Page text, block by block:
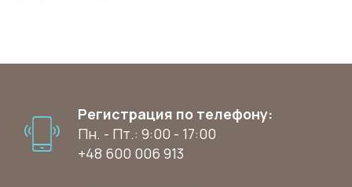
Регистрация по телефону:
Пн. - Пт.: 9:00 - 17:00
+48 600 006 913